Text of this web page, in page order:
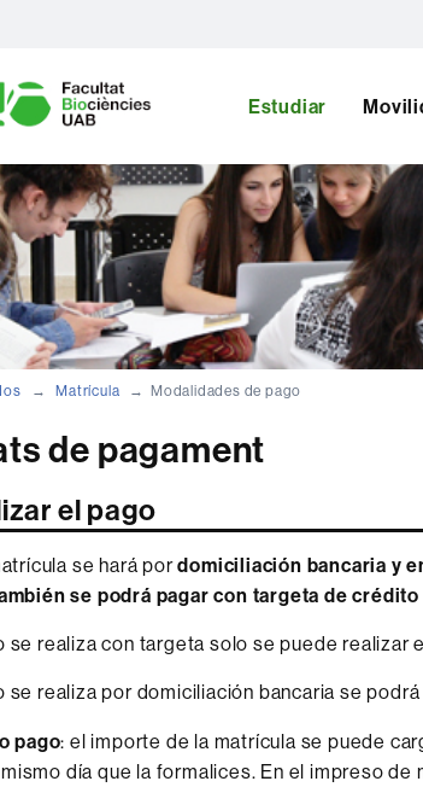
A
B
Estudiar
Matrícula Modalidades de pago
de pagament
el pago
se hará pordomiciliación bancaria y
se podrá pagar con targeta de
se realiza con targeta solo se puede realizar
se realiza por domiciliación bancaria se podrá
pago: el importe de la matrícula se puede
día que la formalices. En el impreso de